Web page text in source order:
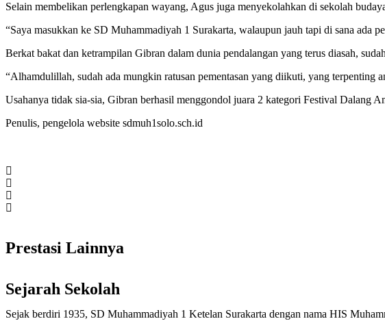
Selain membelikan perlengkapan wayang, Agus juga menyekolahkan di sekolah
“Saya masukkan ke SD Muhammadiyah 1 Surakarta, walaupun jauh tapi di sana ada
Berkat bakat dan ketrampilan Gibran dalam dunia pendalangan yang terus diasah,
“Alhamdulillah, sudah ada mungkin ratusan pementasan yang diikuti, yang terpenting
Usahanya tidak sia-sia, Gibran berhasil menggondol juara 2 kategori Festival Dalang
Penulis, pengelola website sdmuh1solo.sch.id
Prestasi Lainnya
Sejarah Sekolah
Sejak berdiri 1935, SD Muhammadiyah 1 Ketelan Surakarta dengan nama HIS